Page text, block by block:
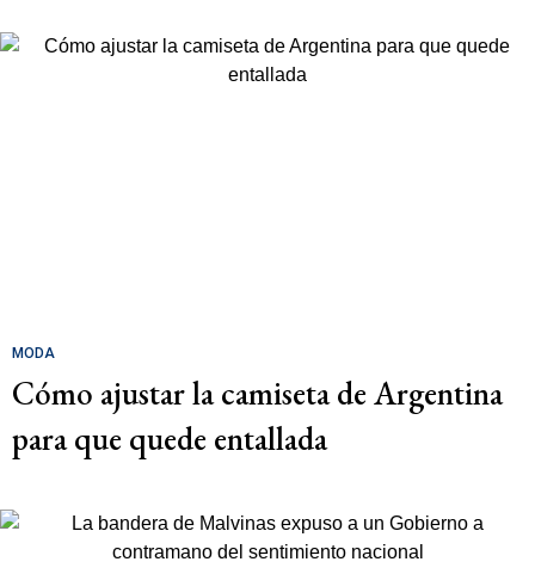
MODA
Cómo ajustar la camiseta de Argentina
para que quede entallada